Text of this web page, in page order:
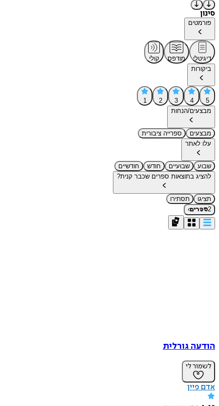
סינון
פורמטים
דיגיטלי מודפס
קולי
ביקורות
5
4
3
2
1
מבצעים/הנחות
מבצעים
ספרייה ציבורית
עלו לאתר
שבוע שבועיים חודש
חודשיים
להציג בתוצאות ספרים שכבר קנית?
תציגו
תסתירו
2ספרים›
הודעה גורלית
לשמור לי
אדם פיין